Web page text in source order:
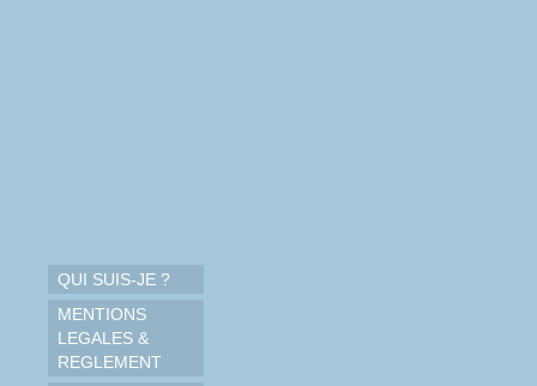
QUI SUIS-JE ?
MENTIONS
LEGALES &
REGLEMENT